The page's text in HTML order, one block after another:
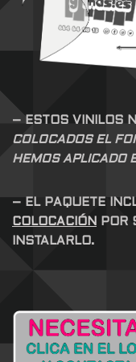
– ESTOS VINILOS
COLOCADOS EL
HEMOS APLICADO
– EL PAQUETE
COLOCACIÓN
POR
INSTALARLO.